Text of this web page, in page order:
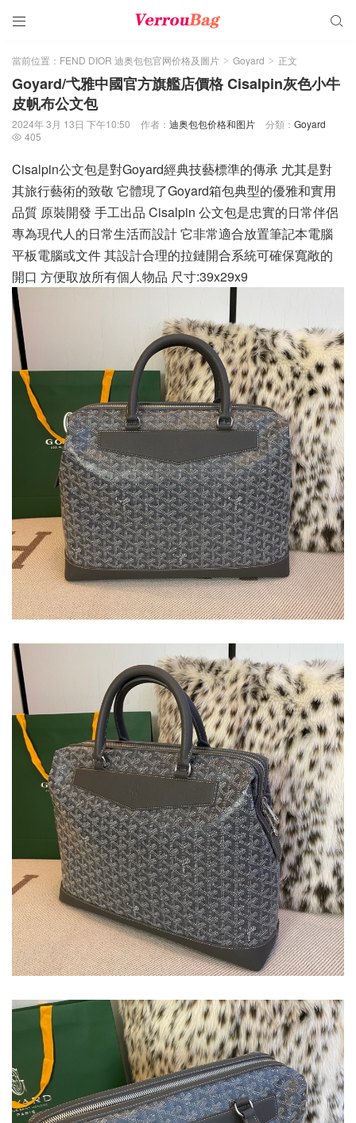
 
當前位置： FEND DIOR 迪奥包包官网价格及圖片 > Goyard > 正文
Goyard/弋雅中國官方旗艦店價格 Cisalpin灰色小牛
皮帆布公文包
2024年 3月 13日 下午10:50 作者： 迪奥包包价格和图片 分類： Goyard
 405
Cisalpin公文包是對Goyard經典技藝標準的傳承 尤其是對
其旅行藝術的致敬 它體現了Goyard箱包典型的優雅和實用
品質 原裝開發 手工出品 Cisalpin 公文包是忠實的日常伴侶
專為現代人的日常生活而設計 它非常適合放置筆記本電腦
平板電腦或文件 其設計合理的拉鏈開合系統可確保寬敞的
開口 方便取放所有個人物品 尺寸:39x29x9